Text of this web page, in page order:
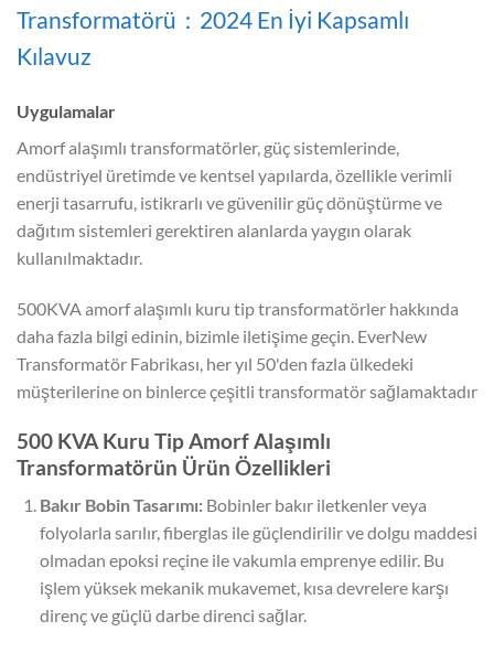
Transformatörü：2024 En İyi Kapsamlı
Kılavuz
Uygulamalar
Amorf alaşımlı transformatörler, güç sistemlerinde,
endüstriyel üretimde ve kentsel yapılarda, özellikle verimli
enerji tasarrufu, istikrarlı ve güvenilir güç dönüştürme ve
dağıtım sistemleri gerektiren alanlarda yaygın olarak
kullanılmaktadır.
500KVA amorf alaşımlı kuru tip transformatörler hakkında
daha fazla bilgi edinin, bizimle iletişime geçin. EverNew
Transformatör Fabrikası, her yıl 50'den fazla ülkedeki
müşterilerine on binlerce çeşitli transformatör sağlamaktadır
500 KVA Kuru Tip Amorf Alaşımlı
Transformatörün Ürün Özellikleri
Bakır Bobin Tasarımı:Bobinler bakır iletkenler veya
folyolarla sarılır, fiberglas ile güçlendirilir ve dolgu maddesi
olmadan epoksi reçine ile vakumla emprenye edilir. Bu
işlem yüksek mekanik mukavemet, kısa devrelere karşı
direnç ve güçlü darbe direnci sağlar.